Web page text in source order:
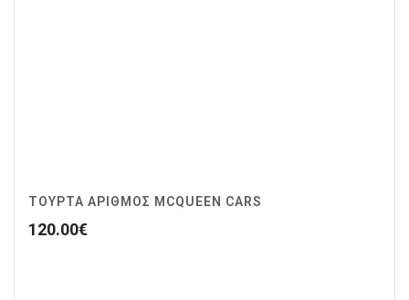
ΤΟΥΡΤΑ ΑΡΙΘΜΟΣ MCQUEEN CARS
120.00€